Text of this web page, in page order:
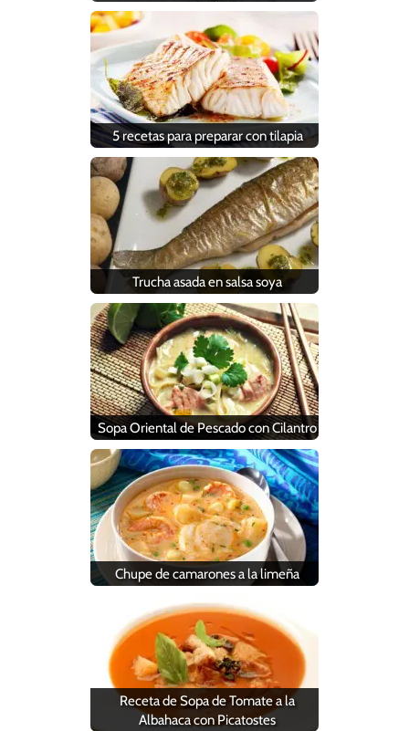
5 recetas para preparar con tilapia
Trucha asada en salsa soya
Sopa Oriental de Pescado con Cilantro
Chupe de camarones a la limeña
Receta de Sopa de Tomate a la
Albahaca con Picatostes